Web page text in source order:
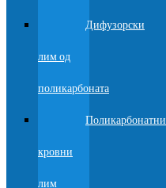
Дифузорски
лим од
поликарбоната
Поликарбонатни
кровни
лим